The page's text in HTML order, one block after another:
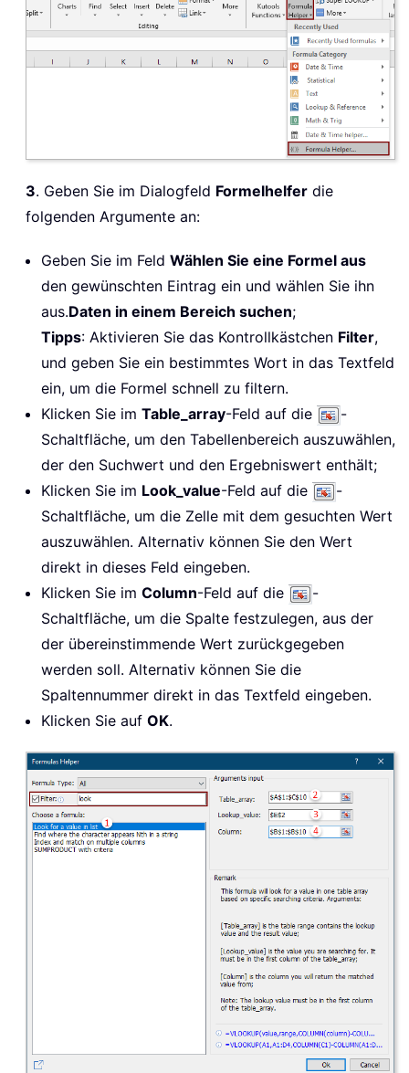
3. Geben Sie im Dialogfeld Formelhelfer die
folgenden Argumente an:
Geben Sie im Feld Wählen Sie eine Formel aus
den gewünschten Eintrag ein und wählen Sie ihn
aus.Daten in einem Bereich suchen;
Tipps: Aktivieren Sie das Kontrollkästchen Filter,
und geben Sie ein bestimmtes Wort in das Textfeld
ein, um die Formel schnell zu filtern.
Klicken Sie im Table_array-Feld auf die
-
Schaltfläche, um den Tabellenbereich auszuwählen,
der den Suchwert und den Ergebniswert enthält;
Klicken Sie im Look_value-Feld auf die
-
Schaltfläche, um die Zelle mit dem gesuchten Wert
auszuwählen. Alternativ können Sie den Wert
direkt in dieses Feld eingeben.
Klicken Sie im Column-Feld auf die
-
Schaltfläche, um die Spalte festzulegen, aus der
der übereinstimmende Wert zurückgegeben
werden soll. Alternativ können Sie die
Spaltennummer direkt in das Textfeld eingeben.
Klicken Sie auf OK.